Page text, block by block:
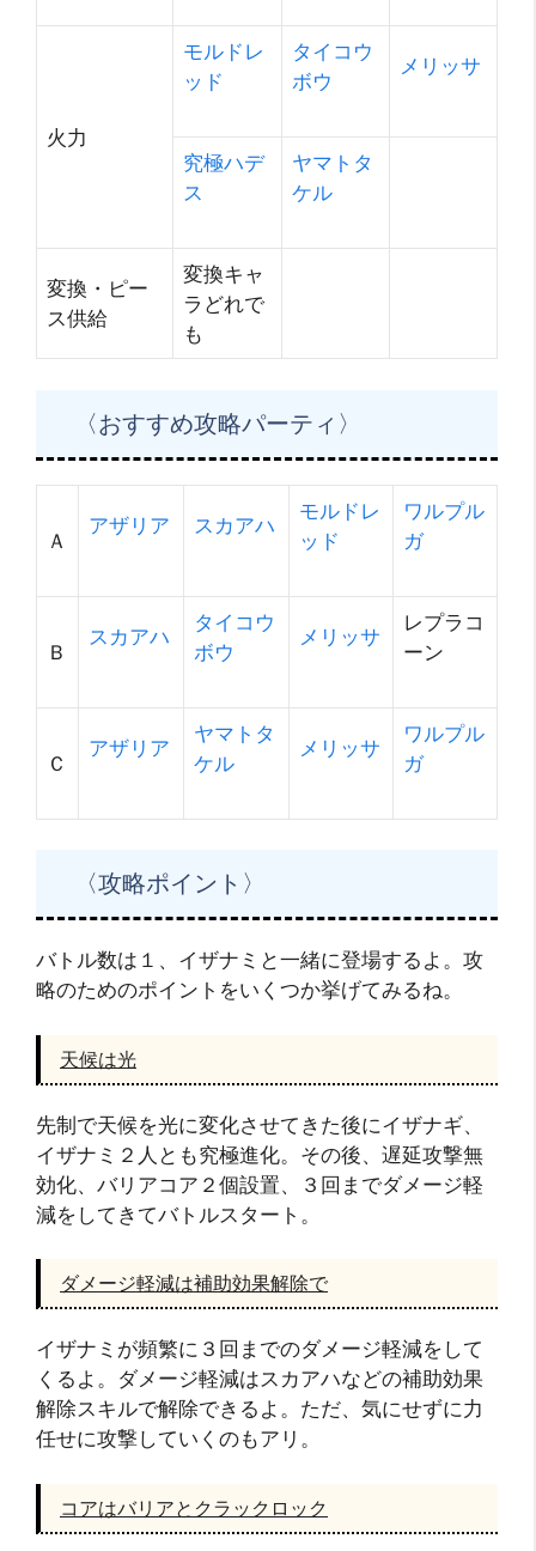
火力
モルドレ
ッド
タイコウ
ボウ
メリッサ
究極ハデ
ス
ヤマトタ
ケル
変換・ピー
ス供給
変換キャ
ラどれで
も
〈おすすめ攻略パーティ〉
Ａ
アザリア スカアハ
モルドレ
ッド
ワルプル
ガ
Ｂ
スカアハ
タイコウ
ボウ
メリッサ
レプラコ
ーン
Ｃ
アザリア
ヤマトタ
ケル
メリッサ
ワルプル
ガ
〈攻略ポイント〉
バトル数は１、イザナミと一緒に登場するよ。攻
略のためのポイントをいくつか挙げてみるね。
天候は光
先制で天候を光に変化させてきた後にイザナギ、
イザナミ２人とも究極進化。その後、遅延攻撃無
効化、バリアコア２個設置、３回までダメージ軽
減をしてきてバトルスタート。
ダメージ軽減は補助効果解除で
イザナミが頻繁に３回までのダメージ軽減をして
くるよ。ダメージ軽減はスカアハなどの補助効果
解除スキルで解除できるよ。ただ、気にせずに力
任せに攻撃していくのもアリ。
コアはバリアとクラックロック